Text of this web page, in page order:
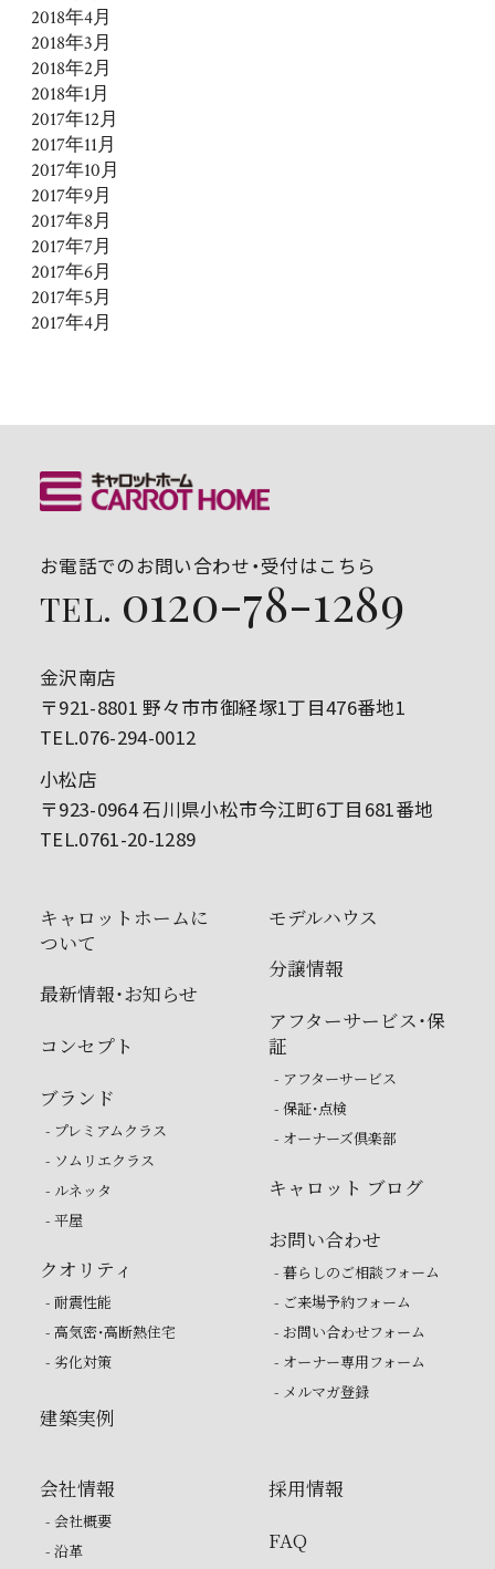
2018年4月
2018年3月
2018年2月
2018年1月
2017年12月
2017年11月
2017年10月
2017年9月
2017年8月
2017年7月
2017年6月
2017年5月
2017年4月
お電話でのお問い合わせ・受付はこちら
TEL. 0120-78-1289
金沢南店
〒921-8801 野々市市御経塚1丁目476番地1
TEL.076-294-0012
小松店
〒923-0964 石川県小松市今江町6丁目681番地
TEL.0761-20-1289
キャロットホームに
ついて
最新情報・お知らせ
コンセプト
ブランド
- プレミアムクラス
- ソムリエクラス
- ルネッタ
- 平屋
クオリティ
- 耐震性能
- 高気密・高断熱住宅
- 劣化対策
建築実例
モデルハウス
分譲情報
アフターサービス・保
証
- アフターサービス
- 保証・点検
- オーナーズ倶楽部
キャロット ブログ
お問い合わせ
- 暮らしのご相談フォーム
- ご来場予約フォーム
- お問い合わせフォーム
- オーナー専用フォーム
- メルマガ登録
会社情報
- 会社概要
- 沿革
採用情報
FAQ